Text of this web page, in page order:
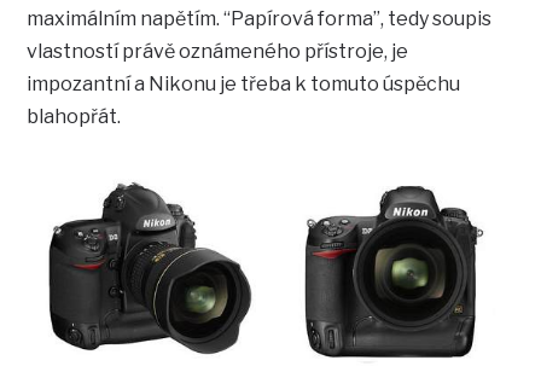
maximálním napětím. “Papírová forma”, tedy soupis
vlastností právě oznámeného přístroje, je
impozantní a Nikonu je třeba k tomuto úspěchu
blahopřát.